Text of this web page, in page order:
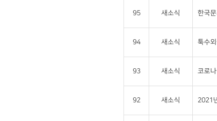
95 새소식 한국
94 새소식 툭수
93 새소식 코로
92 새소식 2021